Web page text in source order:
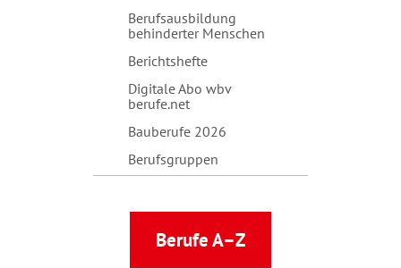
Berufsausbildung
behinderter Menschen
Berichtshefte
Digitale Abo wbv
berufe.net
Bauberufe 2026
Berufsgruppen
Berufe A–Z